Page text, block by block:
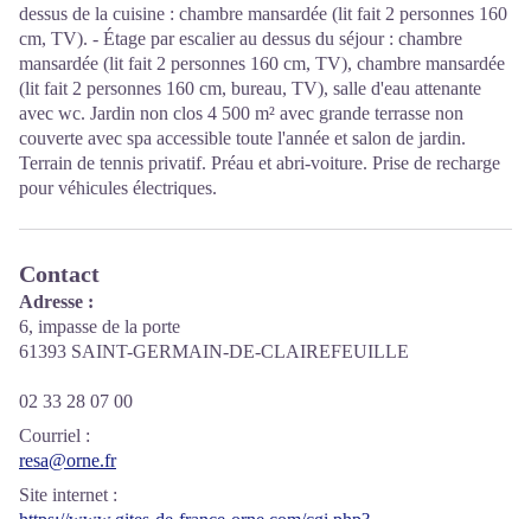
dessus de la cuisine : chambre mansardée (lit fait 2 personnes 160
cm, TV). - Étage par escalier au dessus du séjour : chambre
mansardée (lit fait 2 personnes 160 cm, TV), chambre mansardée
(lit fait 2 personnes 160 cm, bureau, TV), salle d'eau attenante
avec wc. Jardin non clos 4 500 m² avec grande terrasse non
couverte avec spa accessible toute l'année et salon de jardin.
Terrain de tennis privatif. Préau et abri-voiture. Prise de recharge
pour véhicules électriques.
Contact
Adresse :
6, impasse de la porte
61393 SAINT-GERMAIN-DE-CLAIREFEUILLE
02 33 28 07 00
Courriel :
resa@orne.fr
Site internet :